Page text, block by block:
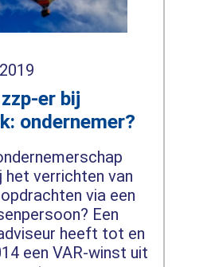
er bij
ondernemer?
het verrichten van
via een
Een
heeft tot en
een VAR-winst uit